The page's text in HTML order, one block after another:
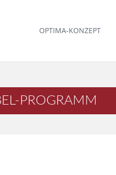
OPTIMA-KONZEPT
PROGRAMM